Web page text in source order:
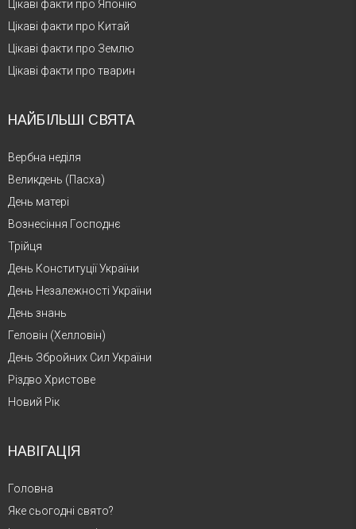
Цікаві факти про Японію
Цікаві факти про Китай
Цікаві факти про Землю
Цікаві факти про тварин
НАЙБІЛЬШІ СВЯТА
Вербна неділя
Великдень (Пасха)
День матері
Вознесіння Господнє
Трійця
День Конституції України
День Незалежності України
День знань
Геловін (Хелловін)
День Збройних Сил України
Різдво Христове
Новий Рік
НАВІГАЦІЯ
Головна
Яке сьогодні свято?